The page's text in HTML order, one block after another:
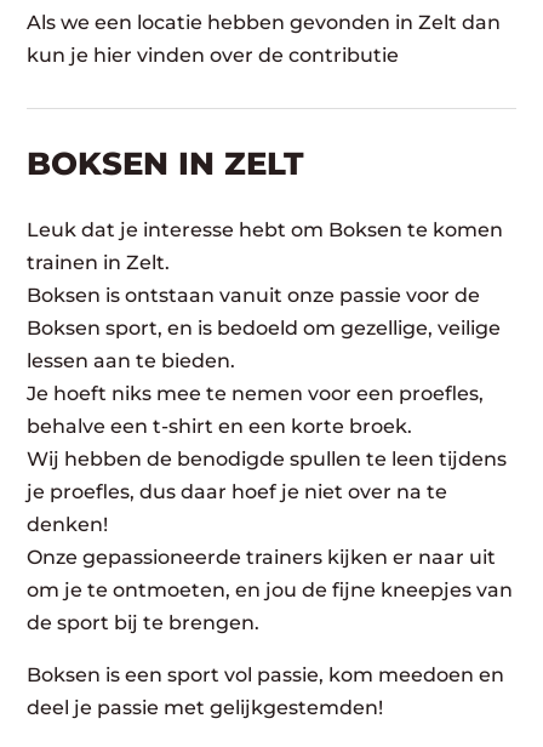
Als we een locatie hebben gevonden in Zelt dan
kun je hier vinden over de contributie
BOKSEN IN ZELT
Leuk dat je interesse hebt om Boksen te komen
trainen in Zelt.
Boksen is ontstaan vanuit onze passie voor de
Boksen sport, en is bedoeld om gezellige, veilige
lessen aan te bieden.
Je hoeft niks mee te nemen voor een proefles,
behalve een t-shirt en een korte broek.
Wij hebben de benodigde spullen te leen tijdens
je proefles, dus daar hoef je niet over na te
denken!
Onze gepassioneerde trainers kijken er naar uit
om je te ontmoeten, en jou de fijne kneepjes van
de sport bij te brengen.
Boksen is een sport vol passie, kom meedoen en
deel je passie met gelijkgestemden!